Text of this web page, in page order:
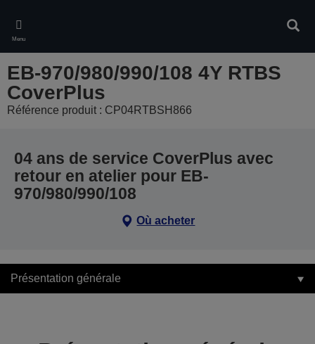
main
content
Menu
EB-970/980/990/108 4Y RTBS
CoverPlus
Référence produit : CP04RTBSH866
04 ans de service CoverPlus avec
retour en atelier pour EB-
970/980/990/108
Où acheter
Présentation générale